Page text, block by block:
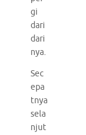
gi
dari
dari
nya.
Sec
epa
tnya
sela
njut